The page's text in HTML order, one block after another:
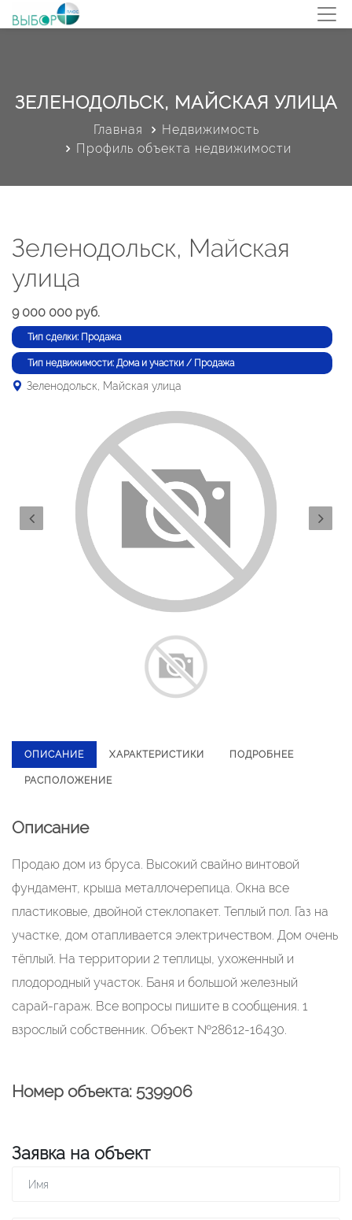
ЗЕЛЕНОДОЛЬСК, МАЙСКАЯ УЛИЦА
Главная
Недвижимость
Профиль объекта недвижимости
Зеленодольск, Майская
улица
9 000 000 руб.
Тип сделки: Продажа
Тип недвижимости: Дома и участки / Продажа
Зеленодольск, Майская улица
ОПИСАНИЕ ХАРАКТЕРИСТИКИ ПОДРОБНЕЕ
РАСПОЛОЖЕНИЕ
Описание
Продаю дом из бруса. Высокий свайно винтовой
фундамент, крыша металлочерепица. Окна все
пластиковые, двойной стеклопакет. Теплый пол. Газ на
участке, дом отапливается электричеством. Дом очень
тёплый. На территории 2 теплицы, ухоженный и
плодородный участок. Баня и большой железный
сарай-гараж. Все вопросы пишите в сообщения. 1
взрослый собственник. Объект №28612-16430.
Номер объекта: 539906
Заявка на объект